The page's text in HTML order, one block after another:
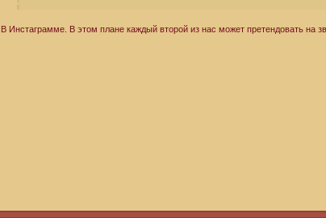
В Инстаграмме. В этом плане каждый второй из нас может претендовать на